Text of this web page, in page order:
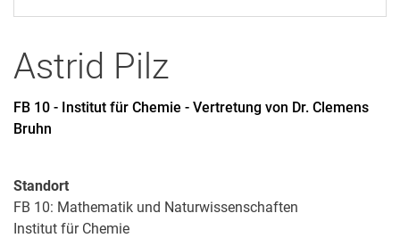
Astrid Pilz
FB 10 - Institut für Chemie - Vertretung von Dr. Clemens
Bruhn
Standort
FB 10: Mathematik und Naturwissenschaften
Institut für Chemie